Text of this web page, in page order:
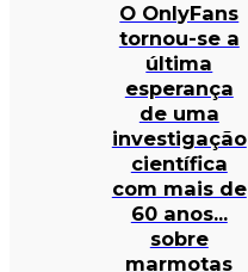
O OnlyFans
tornou-se a
última
esperança
de uma
investigação
científica
com mais de
60 anos…
sobre
marmotas